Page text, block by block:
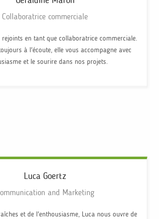
Collaboratrice commerciale
rejoints en tant que collaboratrice commerciale.
à l'écoute, elle vous accompagne avec
et le sourire dans nos projets.
Luca Goertz
and Marketing
et de l'enthousiasme, Luca nous ouvre de